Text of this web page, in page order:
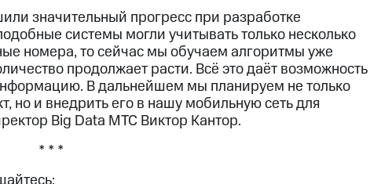
значительный прогресс при разработке
системы могли учитывать только несколько
номера, то сейчас мы обучаем алгоритмы уже
продолжает расти. Всё это даёт возможность
В дальнейшем мы планируем не только
но и внедрить его в нашу мобильную сеть для
Big Data МТС Виктор Кантор.
* * *